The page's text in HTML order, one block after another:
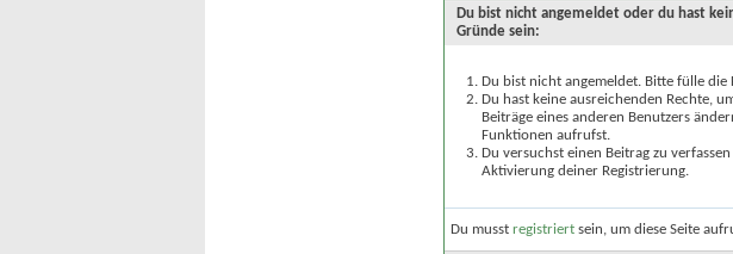
Du bist nicht angemeldet oder du hast
Gründe sein:
Du bist nicht angemeldet. Bitte fülle die
Du hast keine ausreichenden Rechte,
Beiträge eines anderen Benutzers
Funktionen aufrufst.
Du versuchst einen Beitrag zu
Aktivierung deiner Registrierung.
Du musst registriert sein, um diese Seite